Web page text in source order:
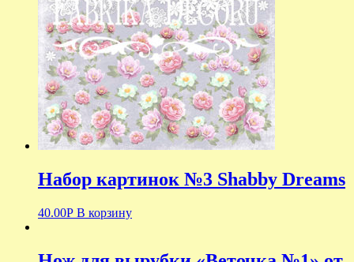
Набор картинок №3 Shabby Dreams
40.00Р В корзину